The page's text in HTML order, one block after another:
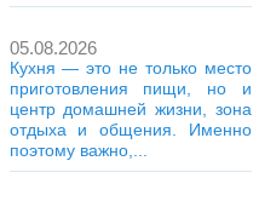
05.08.2026
Кухня — это не только место
приготовления пищи, но и
центр домашней жизни, зона
отдыха и общения. Именно
поэтому важно,...